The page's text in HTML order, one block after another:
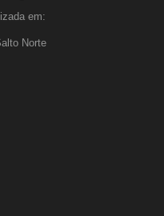
em:
Norte